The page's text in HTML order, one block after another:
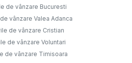
de vânzare Bucuresti
vânzare Valea Adanca
de vânzare Cristian
de vânzare Voluntari
de vânzare Timisoara